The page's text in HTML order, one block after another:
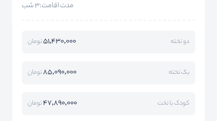
مدت اقامت:3 شب
دو تخته 51,430,000تومان
یک تخته 85,090,000تومان
کودک با تخت 47,890,000تومان